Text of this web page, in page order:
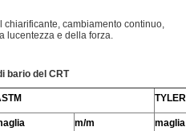
cambiamento continuo,
lucentezza e della forza.
bario del CRT
TYLER
m/m maglia